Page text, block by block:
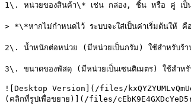
1\. หน่วยของสินค้า\* เช่น กล่อง, ชิ้น หรือ คู่ เป็น
> *\*หากไม่กำหนดไว้ ระบบจะใส่เป็นค่าเริ่มต้นให้
2\. น้ำหนักต่อหน่วย (มีหน่วยเป็นกรัม) ใช้สำหรับร้า
3\. ขนาดของพัสดุ (มีหน่วยเป็นเซนติเมตร) ใช้สำหรั
![Desktop Version](/files/
(คลิกที่รูปเพื่อขยาย)](/files/